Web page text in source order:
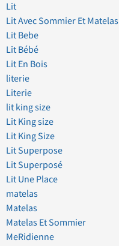
Lit
Lit Avec Sommier Et Matelas
Lit Bebe
Lit Bébé
Lit En Bois
literie
Literie
lit king size
Lit King size
Lit King Size
Lit Superpose
Lit Superposé
Lit Une Place
matelas
Matelas
Matelas Et Sommier
MeRidienne